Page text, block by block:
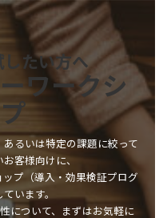
したい方へ
ワークシ
るいは特定の課題に絞って
客様向けに、
プ（導入・効果検証プログ
います。
について、まずはお気軽に